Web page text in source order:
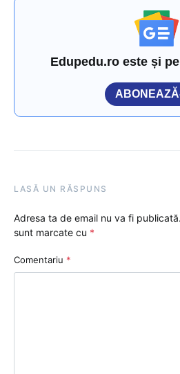
Edupedu.ro este și
LASĂ UN RĂSPUNS
Adresa ta de email nu va fi publicată.
sunt marcate cu *
Comentariu *